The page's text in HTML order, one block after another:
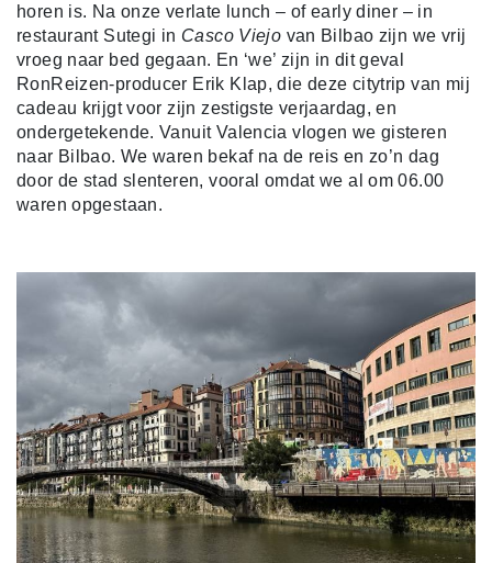
horen is. Na onze verlate lunch – of early diner – in
restaurant Sutegi in Casco Viejo van Bilbao zijn we vrij
vroeg naar bed gegaan. En ‘we’ zijn in dit geval
RonReizen-producer Erik Klap, die deze citytrip van mij
cadeau krijgt voor zijn zestigste verjaardag, en
ondergetekende. Vanuit Valencia vlogen we gisteren
naar Bilbao. We waren bekaf na de reis en zo’n dag
door de stad slenteren, vooral omdat we al om 06.00
waren opgestaan.